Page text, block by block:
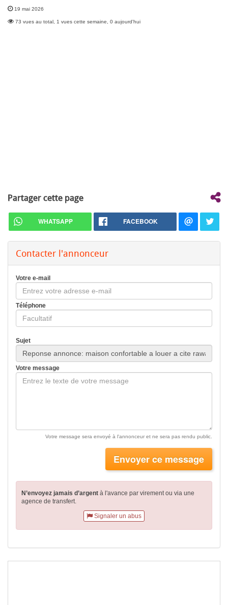
19 mai 2026
73 vues au total, 1 vues cette semaine, 0 aujourd'hui
Partager cette page
WHATSAPP FACEBOOK
Contacter l'annonceur
Votre e-mail
Téléphone
Sujet
Votre message
Votre message sera envoyé à l'annonceur et ne sera pas rendu public.
Envoyer ce message
N’envoyez jamais d’argent à l'avance par virementou via une
agence de transfert.
Signaler un abus